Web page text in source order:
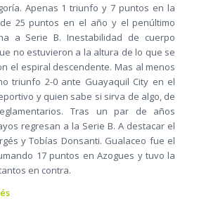
Apenas 1 triunfo y 7 puntos en la
25 puntos en el año y el penúltimo
a Serie B. Inestabilidad de cuerpo
no estuvieron a la altura de lo que se
el espiral descendente. Mas al menos
triunfo 2-0 ante Guayaquil City en el
y quien sabe si sirva de algo, de
Tras un par de años
regresan a la Serie B. A destacar el
y Tobías Donsanti. Gualaceo fue el
17 puntos en Azogues y tuvo la
en contra.